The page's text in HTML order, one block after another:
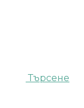
Търсене